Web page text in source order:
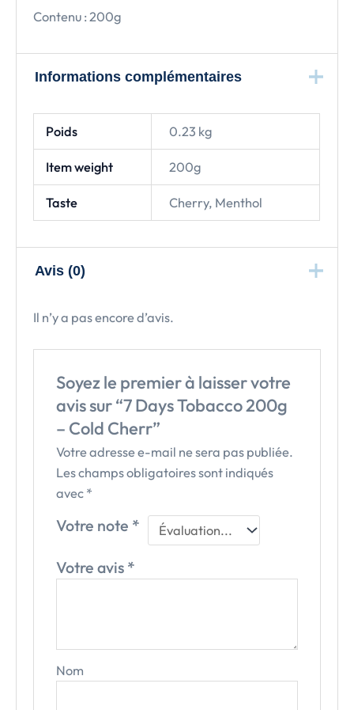
Contenu : 200g
Informations complémentaires
Poids 0.23 kg
Item weight 200g
Taste Cherry, Menthol
Avis (0)
Il n’y a pas encore d’avis.
Soyez le premier à laisser votre
avis sur “7 Days Tobacco 200g
– Cold Cherr”
Votre adresse e-mail ne sera pas publiée.
Les champs obligatoires sont indiqués
avec *
Votre note *
Votre avis *
Nom